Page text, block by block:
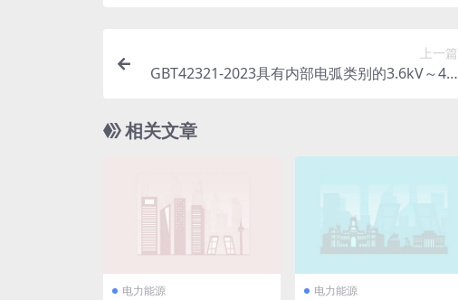
上一篇
GBT42321-2023具有内部电弧类别的3.6kV～40.
相关文章
电力能源 电力能源